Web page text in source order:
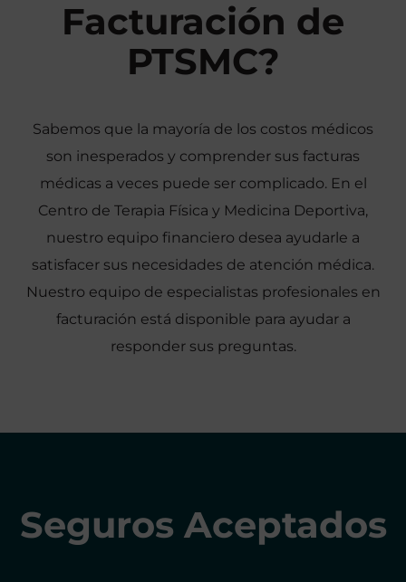
a
Facturación de
PTSMC?
Sabemos que la mayoría de los costos médicos
son inesperados y comprender sus facturas
médicas a veces puede ser complicado. En el
Centro de Terapia Física y Medicina Deportiva,
nuestro equipo financiero desea ayudarle a
satisfacer sus necesidades de atención médica.
Nuestro equipo de especialistas profesionales en
facturación está disponible para ayudar a
responder sus preguntas.
Seguros Aceptados